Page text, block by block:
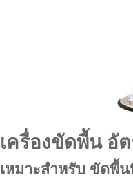
เครื่องขัดพื้น อั
เหมาะสำหรับ ขัดพื้